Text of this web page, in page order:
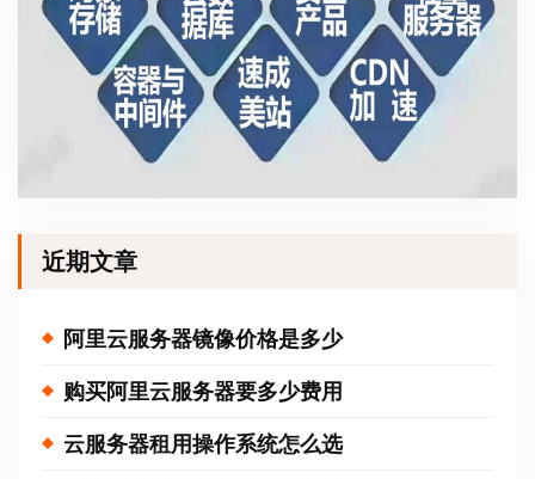
近期文章
阿里云服务器镜像价格是多少
购买阿里云服务器要多少费用
云服务器租用操作系统怎么选